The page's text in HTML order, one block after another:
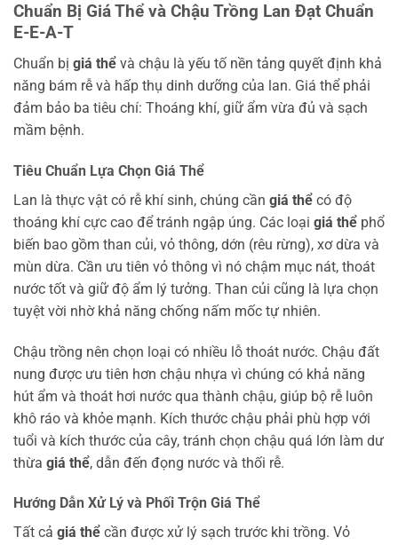
Chuẩn Bị Giá Thể và Chậu Trồng Lan Đạt Chuẩn
E-E-A-T
Chuẩn bị giá thể và chậu là yếu tố nền tảng quyết định khả
năng bám rễ và hấp thụ dinh dưỡng của lan. Giá thể phải
đảm bảo ba tiêu chí: Thoáng khí, giữ ẩm vừa đủ và sạch
mầm bệnh.
Tiêu Chuẩn Lựa Chọn Giá Thể
Lan là thực vật có rễ khí sinh, chúng cần giá thể có độ
thoáng khí cực cao để tránh ngập úng. Các loại giá thể phổ
biến bao gồm than củi, vỏ thông, dớn (rêu rừng), xơ dừa và
mùn dừa. Cần ưu tiên vỏ thông vì nó chậm mục nát, thoát
nước tốt và giữ độ ẩm lý tưởng. Than củi cũng là lựa chọn
tuyệt vời nhờ khả năng chống nấm mốc tự nhiên.
Chậu trồng nên chọn loại có nhiều lỗ thoát nước. Chậu đất
nung được ưu tiên hơn chậu nhựa vì chúng có khả năng
hút ẩm và thoát hơi nước qua thành chậu, giúp bộ rễ luôn
khô ráo và khỏe mạnh. Kích thước chậu phải phù hợp với
tuổi và kích thước của cây, tránh chọn chậu quá lớn làm dư
thừa giá thể, dẫn đến đọng nước và thối rễ.
Hướng Dẫn Xử Lý và Phối Trộn Giá Thể
Tất cả giá thể cần được xử lý sạch trước khi trồng. Vỏ